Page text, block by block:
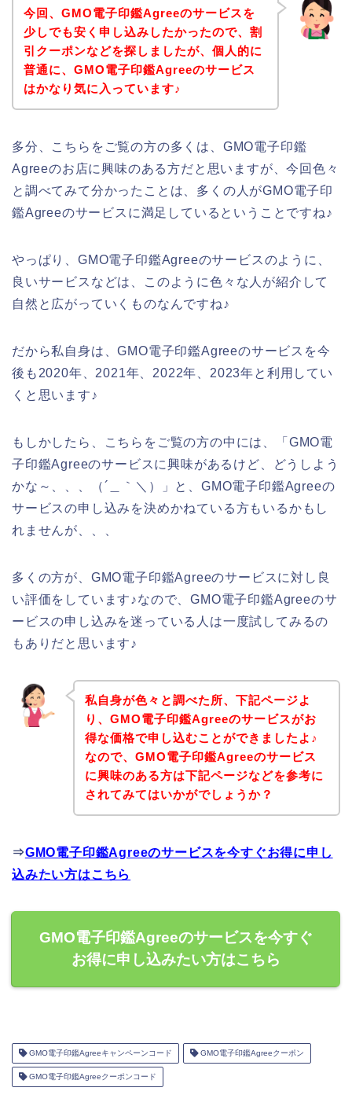
今回、GMO電子印鑑Agreeのサービスを
少しでも安く申し込みしたかったので、割
引クーポンなどを探しましたが、個人的に
普通に、GMO電子印鑑Agreeのサービス
はかなり気に入っています♪
多分、こちらをご覧の方の多くは、GMO電子印鑑
Agreeのお店に興味のある方だと思いますが、今回色々
と調べてみて分かったことは、多くの人がGMO電子印
鑑Agreeのサービスに満足しているということですね♪
やっぱり、GMO電子印鑑Agreeのサービスのように、
良いサービスなどは、このように色々な人が紹介して
自然と広がっていくものなんですね♪
だから私自身は、GMO電子印鑑Agreeのサービスを今
後も2020年、2021年、2022年、2023年と利用してい
くと思います♪
もしかしたら、こちらをご覧の方の中には、「GMO電
子印鑑Agreeのサービスに興味があるけど、どうしよう
かな～、、、（´＿｀＼）」と、GMO電子印鑑Agreeの
サービスの申し込みを決めかねている方もいるかもし
れませんが、、、
多くの方が、GMO電子印鑑Agreeのサービスに対し良
い評価をしています♪なので、GMO電子印鑑Agreeのサ
ービスの申し込みを迷っている人は一度試してみるの
もありだと思います♪
私自身が色々と調べた所、下記ページよ
り、GMO電子印鑑Agreeのサービスがお
得な価格で申し込むことができましたよ♪
なので、GMO電子印鑑Agreeのサービス
に興味のある方は下記ページなどを参考に
されてみてはいかがでしょうか？
⇒GMO電子印鑑Agreeのサービスを今すぐお得に申し
込みたい方はこちら
GMO電子印鑑Agreeのサービスを今すぐ
お得に申し込みたい方はこちら
GMO電子印鑑Agreeキャンペーンコード GMO電子印鑑Agreeクーポン
GMO電子印鑑Agreeクーポンコード